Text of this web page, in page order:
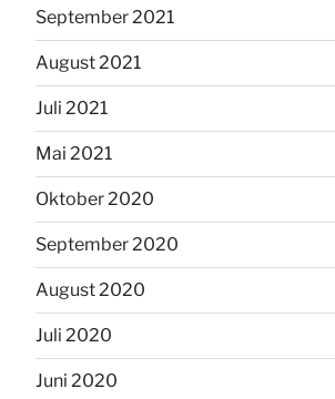
September 2021
August 2021
Juli 2021
Mai 2021
Oktober 2020
September 2020
August 2020
Juli 2020
Juni 2020